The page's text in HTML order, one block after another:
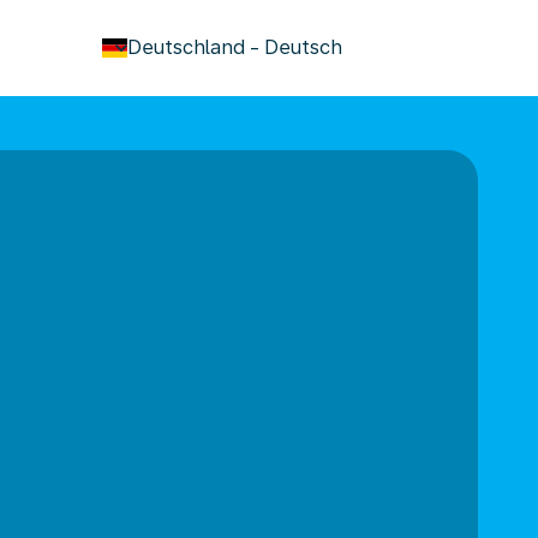
Deutschland - Deutsch
keyboard_arrow_down